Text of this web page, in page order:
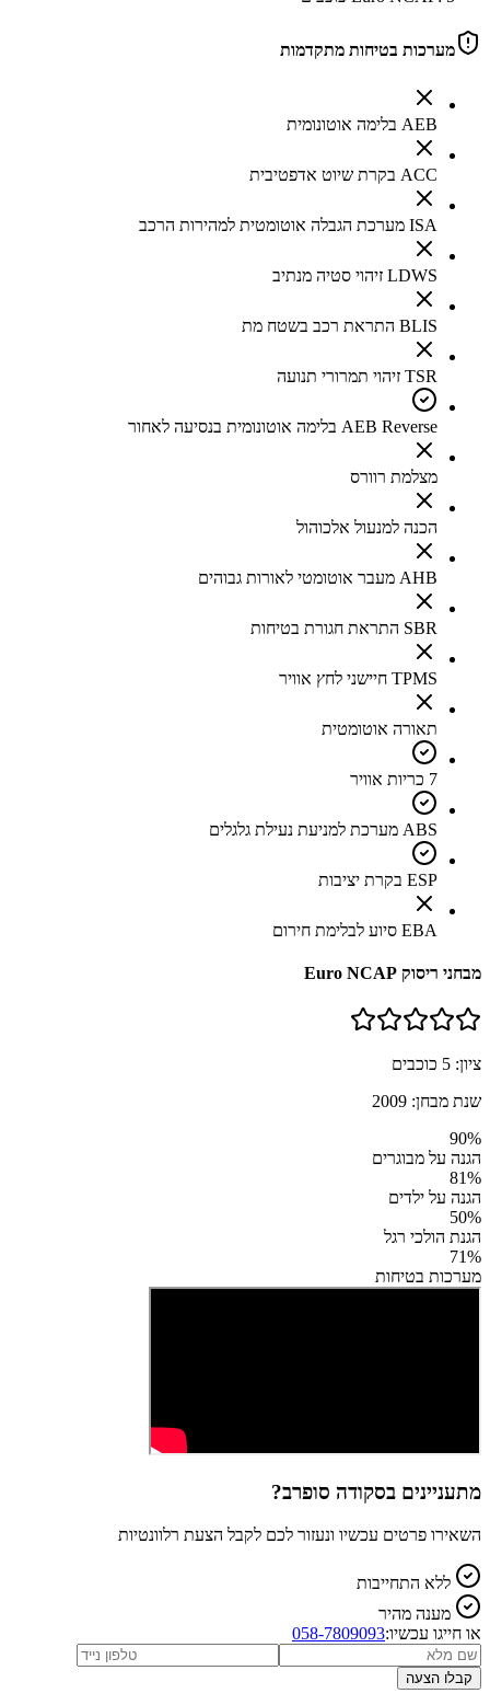
מערכות בטיחות מתקדמות
AEB בלימה אוטונומית
ACC בקרת שיוט אדפטיבית
ISA מערכת הגבלה אוטומטית למהירות הרכב
LDWS זיהוי סטיה מנתיב
BLIS התראת רכב בשטח מת
TSR זיהוי תמרורי תנועה
AEB Reverse בלימה אוטונומית בנסיעה לאחור
מצלמת רוורס
הכנה למנעול אלכוהול
AHB מעבר אוטומטי לאורות גבוהים
SBR התראת חגורת בטיחות
TPMS חיישני לחץ אוויר
תאורה אוטומטית
7 כריות אוויר
ABS מערכת למניעת נעילת גלגלים
ESP בקרת יציבות
EBA סיוע לבלימת חירום
מבחני ריסוק Euro NCAP
ציון: 5 כוכבים
שנת מבחן: 2009
90%
הגנה על מבוגרים
81%
הגנה על ילדים
50%
הגנת הולכי רגל
71%
מערכות בטיחות
מתעניינים בסקודה סופרב?
השאירו פרטים עכשיו ונעזור לכם לקבל הצעת רלוונטיות
ללא התחייבות
מענה מהיר
או חייגו עכשיו:058-7809093
קבלו הצעה